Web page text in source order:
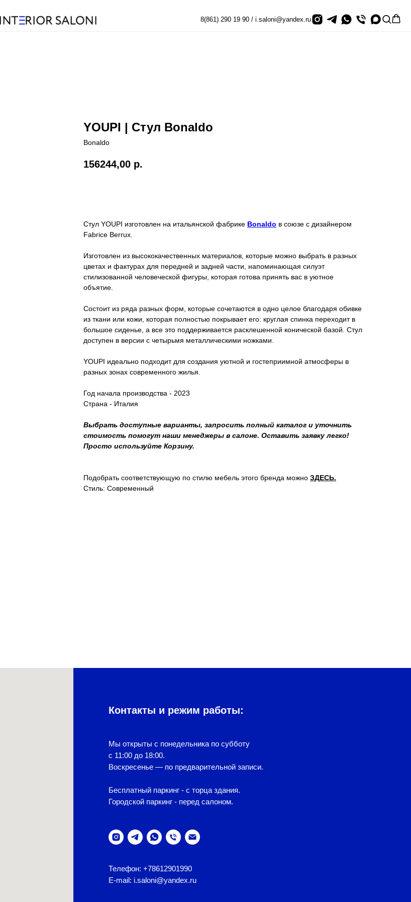
8(861) 290 19 90 / i.saloni@yandex.ru
YOUPI | Стул Bonaldo
Bonaldo
156244,00 р.
Стул YOUPI изготовлен на итальянской фабрике Bonaldo в союзе с дизайнером
Fabrice Berrux.
Изготовлен из высококачественных материалов, которые можно выбрать в разных
цветах и фактурах для передней и задней части, напоминающая силуэт
стилизованной человеческой фигуры, которая готова принять вас в уютное
объятие.
Состоит из ряда разных форм, которые сочетаются в одно целое благодаря обивке
из ткани или кожи, которая полностью покрывает его: круглая спинка переходит в
большое сиденье, а все это поддерживается расклешенной конической базой. Стул
доступен в версии с четырьмя металлическими ножками.
YOUPI идеально подходит для создания уютной и гостеприимной атмосферы в
разных зонах современного жилья.
Год начала производства - 2023
Страна - Италия
Выбрать доступные варианты, запросить полный каталог и уточнить
стоимость помогут наши менеджеры в салоне. Оставить заявку легко!
Просто используйте Корзину.
Подобрать соответствующую по стилю мебель этого бренда можно ЗДЕСЬ.
Стиль: Современный
Контакты и режим работы:
Мы открыты с понедельника по субботу
с 11:00 до 18:00.
Воскресенье — по предварительной записи.
Бесплатный паркинг - с торца здания.
Городской паркинг - перед салоном.
Телефон: +78612901990
E-mail: i.saloni@yandex.ru